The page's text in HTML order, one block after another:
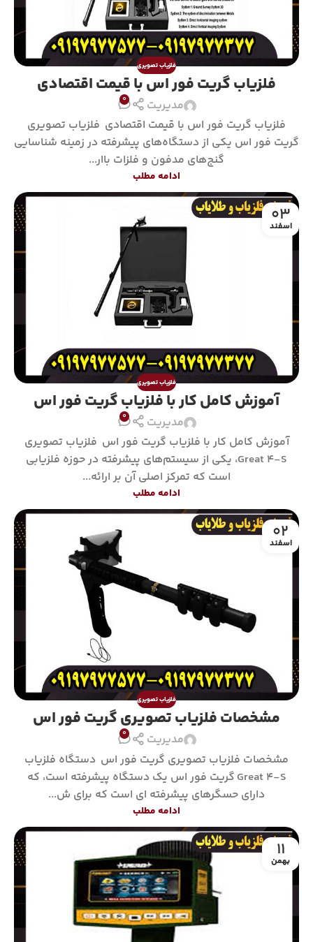
فلزیاب تصویری
فلزیاب گریت فور اس با قیمت اقتصادی
مدیریت 0
فلزیاب گریت فور اس با قیمت اقتصادی فلزیاب تصویری
گریت فور اس یکی از دستگاه‌های پیشرفته در زمینه شناسایی
گنج‌های مدفون و فلزات باار...
ادامه مطلب
03
اسفند
فلزیاب تصویری
آموزش کامل کار با فلزیاب گریت فور اس
مدیریت 0
آموزش کامل کار با فلزیاب گریت فور اس فلزیاب تصویری
Great 4-S، یکی از سیستم‌های پیشرفته در حوزه فلزیابی
است که تمرکز اصلی آن بر ارائه...
ادامه مطلب
02
اسفند
فلزیاب تصویری
مشخصات فلزیاب تصویری گریت فور اس
مدیریت 0
مشخصات فلزیاب تصویری گریت فور اس دستگاه فلزیاب
Great 4-S گریت فور اس یک دستگاه پیشرفته است، که
دارای حسگرهای پیشرفته ای است که برای ش...
ادامه مطلب
11
بهمن